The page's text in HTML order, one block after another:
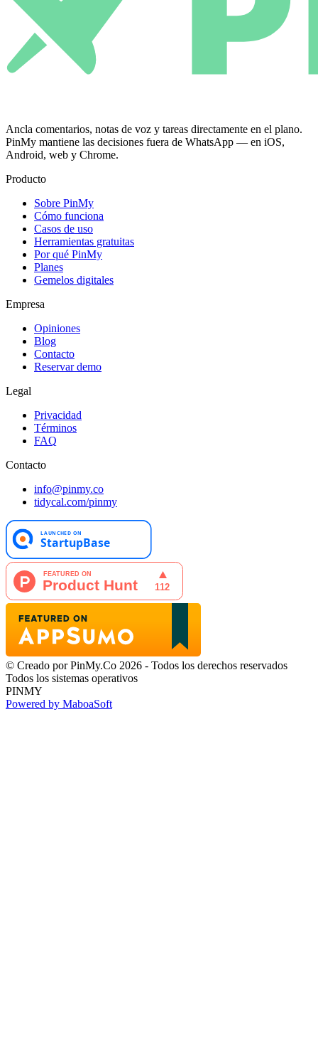
Ancla comentarios, notas de voz y tareas directamente en el plano.
PinMy mantiene las decisiones fuera de WhatsApp — en iOS,
Android, web y Chrome.
Producto
Sobre PinMy
Cómo funciona
Casos de uso
Herramientas gratuitas
Por qué PinMy
Planes
Gemelos digitales
Empresa
Opiniones
Blog
Contacto
Reservar demo
Legal
Privacidad
Términos
FAQ
Contacto
info@pinmy.co
tidycal.com/pinmy
© Creado por PinMy.Co 2026 - Todos los derechos reservados
Todos los sistemas operativos
PINMY
Powered by MaboaSoft